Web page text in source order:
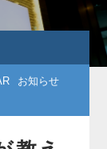
お知らせ